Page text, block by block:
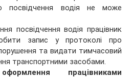
посвідчення водія не може
посвідчення водія працівник
запис у протоколі про
та видати тимчасовий
транспортними засобами.
працівниками